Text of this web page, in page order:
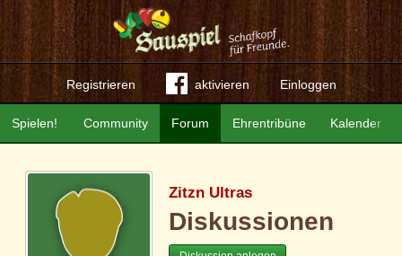
Registrieren aktivieren Einloggen
Community Forum Ehrentribüne Kalender
Spielen!
Zitzn Ultras
Diskussionen